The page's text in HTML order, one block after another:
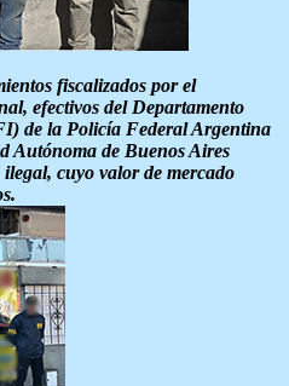
fiscalizados por el
efectivos del Departamento
de la Policía Federal Argentina
Autónoma de Buenos Aires
cuyo valor de mercado